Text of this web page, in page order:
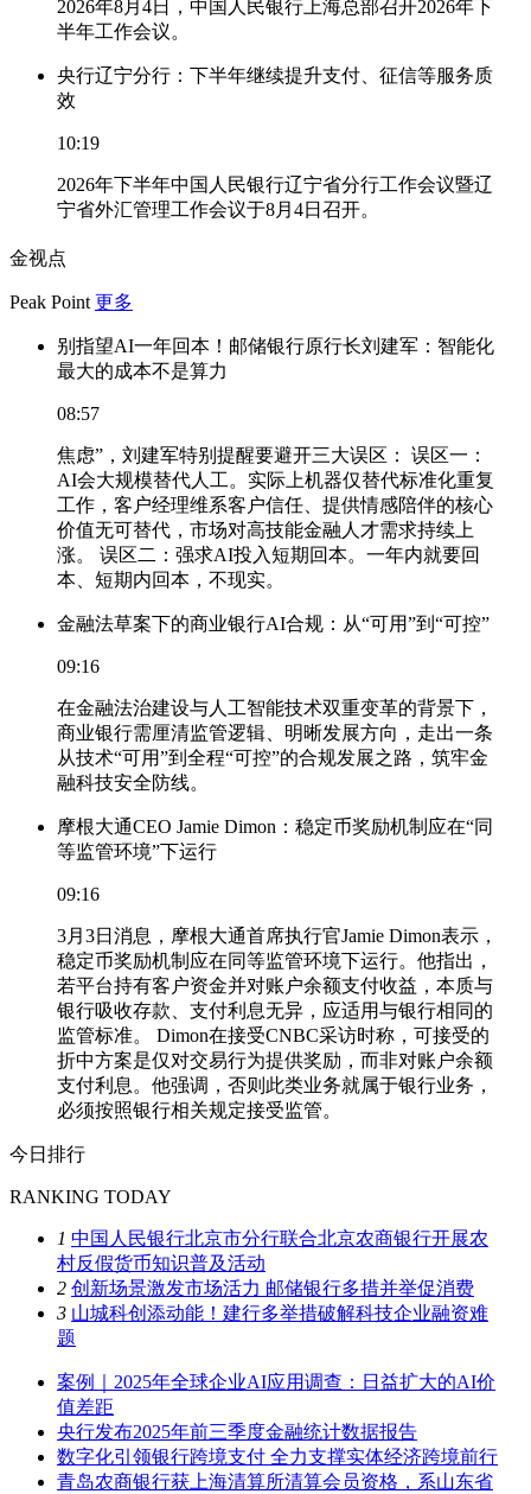
2026年8月4日，中国人民银行上海总部召开2026年下
半年工作会议。
央行辽宁分行：下半年继续提升支付、征信等服务质
效
10:19
2026年下半年中国人民银行辽宁省分行工作会议暨辽
宁省外汇管理工作会议于8月4日召开。
金视点
Peak Point 更多
别指望AI一年回本！邮储银行原行长刘建军：智能化
最大的成本不是算力
08:57
焦虑”，刘建军特别提醒要避开三大误区： 误区一：
AI会大规模替代人工。实际上机器仅替代标准化重复
工作，客户经理维系客户信任、提供情感陪伴的核心
价值无可替代，市场对高技能金融人才需求持续上
涨。 误区二：强求AI投入短期回本。一年内就要回
本、短期内回本，不现实。
金融法草案下的商业银行AI合规：从“可用”到“可控”
09:16
在金融法治建设与人工智能技术双重变革的背景下，
商业银行需厘清监管逻辑、明晰发展方向，走出一条
从技术“可用”到全程“可控”的合规发展之路，筑牢金
融科技安全防线。
摩根大通CEO Jamie Dimon：稳定币奖励机制应在“同
等监管环境”下运行
09:16
3月3日消息，摩根大通首席执行官Jamie Dimon表示，
稳定币奖励机制应在同等监管环境下运行。他指出，
若平台持有客户资金并对账户余额支付收益，本质与
银行吸收存款、支付利息无异，应适用与银行相同的
监管标准。 Dimon在接受CNBC采访时称，可接受的
折中方案是仅对交易行为提供奖励，而非对账户余额
支付利息。他强调，否则此类业务就属于银行业务，
必须按照银行相关规定接受监管。
今日排行
RANKING TODAY
1 中国人民银行北京市分行联合北京农商银行开展农
村反假货币知识普及活动
2 创新场景激发市场活力 邮储银行多措并举促消费
3 山城科创添动能！建行多举措破解科技企业融资难
题
案例｜2025年全球企业AI应用调查：日益扩大的AI价
值差距
央行发布2025年前三季度金融统计数据报告
数字化引领银行跨境支付 全力支撑实体经济跨境前行
青岛农商银行获上海清算所清算会员资格，系山东省